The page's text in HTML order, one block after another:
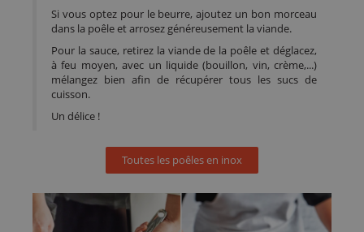
Si vous optez pour le beurre, ajoutez un bon morceau
dans la poêle et arrosez généreusement la viande.
Pour la sauce, retirez la viande de la poêle et déglacez,
à feu moyen, avec un liquide (bouillon, vin, crème,...)
mélangez bien afin de récupérer tous les sucs de
cuisson.
Un délice !
Toutes les poêles en inox